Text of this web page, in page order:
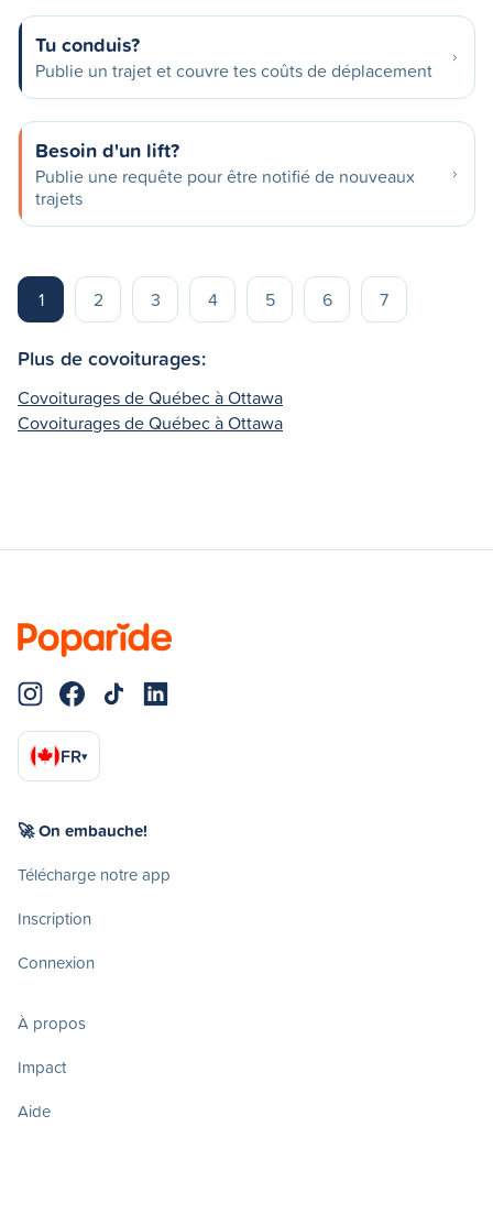
Tu conduis?
Publie un trajet et couvre tes coûts de déplacement
Besoin d'un lift?
Publie une requête pour être notifié de nouveaux
trajets
1 2 3 4 5 6 7
Plus de covoiturages:
Covoiturages de Québec à Ottawa
Covoiturages de Québec à Ottawa
FR▾
🚀 On embauche!
Télécharge notre app
Inscription
Connexion
À propos
Impact
Aide